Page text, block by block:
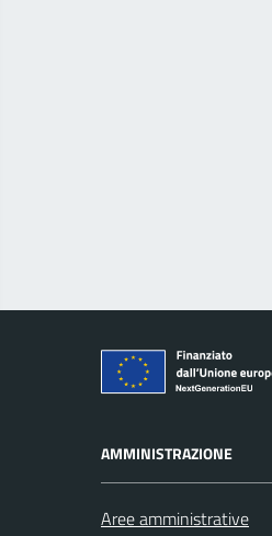
AMMINISTRAZIONE
Aree amministrative